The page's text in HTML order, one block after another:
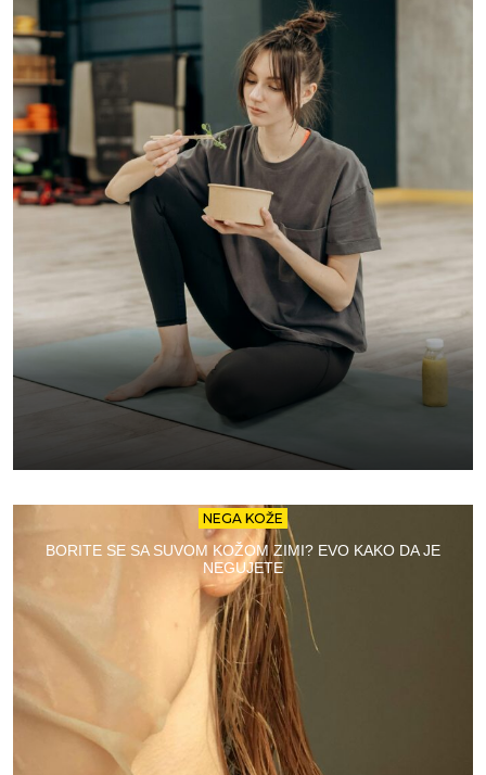
NEGA KOŽE
BORITE SE SA SUVOM KOŽOM ZIMI? EVO KAKO DA JE
NEGUJETE